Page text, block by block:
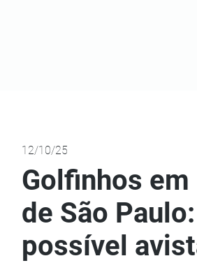
Golfinhos
de São
possível
12/10/25